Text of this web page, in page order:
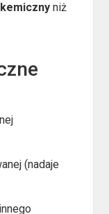
niż
(nadaje